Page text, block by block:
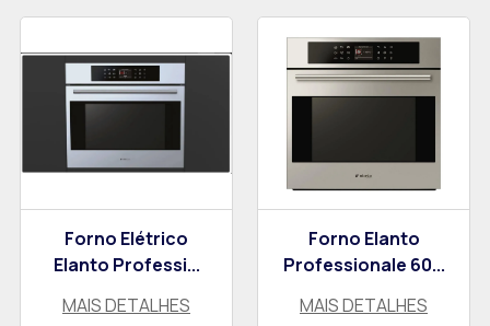
Forno Elétrico
Elanto Professi...
MAIS DETALHES
Forno Elanto
Professionale 60...
MAIS DETALHES